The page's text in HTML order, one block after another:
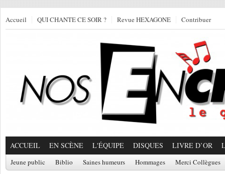
Accueil QUI CHANTE CE SOIR ? Revue HEXAGONE Contribuer
ACCUEIL EN SCÈNE L'ÉQUIPE DISQUES LIVRE D’OR
Jeune public Biblio Saines humeurs Hommages Merci Collègues